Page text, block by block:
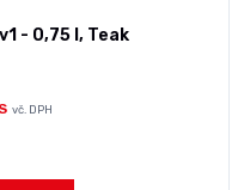
- 0,75 l, Teak
vč. DPH